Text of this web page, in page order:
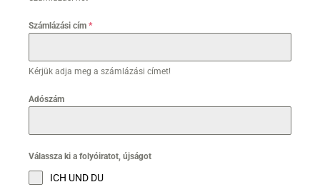
Számlázási cím *
Kérjük adja meg a számlázási címet!
Adószám
Válassza ki a folyóiratot, újságot
ICH UND DU